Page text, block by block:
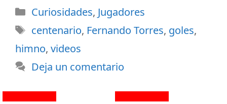
Curiosidades, Jugadores
centenario, Fernando Torres, goles,
himno, videos
Deja un comentario